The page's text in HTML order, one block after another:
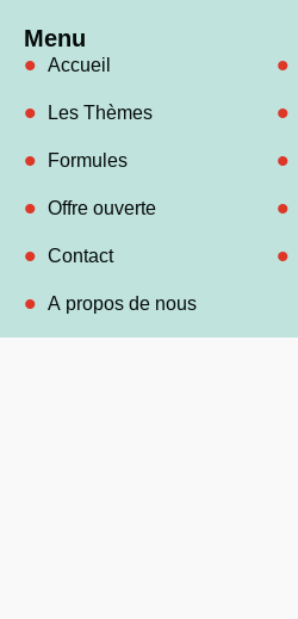
Menu
Accueil
Les Thèmes
Formules
Offre ouverte
Contact
A propos de nous